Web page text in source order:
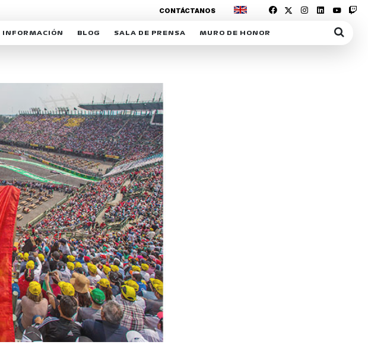
INFORMACIÓN
DERECHO DE PRIMERA OPCIÓN
REFORESTEMOS JUNTOS
MOTORSPORT ACADEMY
VOLUNTARIOS
EXPOSICIÓN FOTOGRÁFICA
CAMPEONATO
PATROCINADORES
LEGALES TICKETMASTER
BLOG
MEXICOGP
INTERACTIVOS
SALA DE PRENSA
ACREDITACIONES
MURO DE HONOR
CONTÁCTANOS